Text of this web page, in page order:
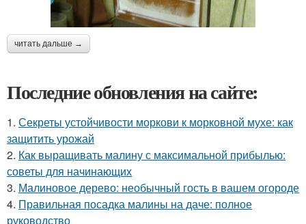
читать дальше →
Последние обновления на сайте:
1. Секреты устойчивости моркови к морковной мухе: как
защитить урожай
2. Как выращивать малину с максимальной прибылью:
советы для начинающих
3. Малиновое дерево: необычный гость в вашем огороде
4. Правильная посадка малины на даче: полное
руководство